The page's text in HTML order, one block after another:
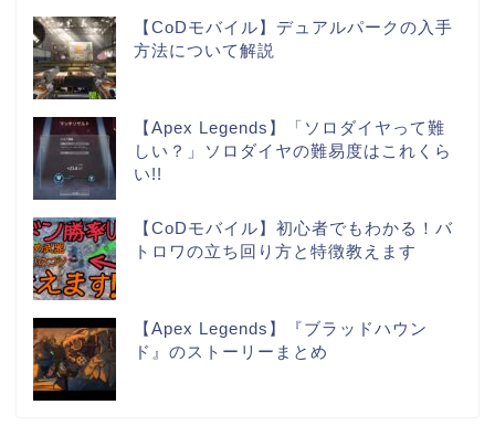
【CoDモバイル】デュアルパークの入手
方法について解説
【Apex Legends】「ソロダイヤって難
しい？」ソロダイヤの難易度はこれくら
い!!
【CoDモバイル】初心者でもわかる！バ
トロワの立ち回り方と特徴教えます
【Apex Legends】『ブラッドハウン
ド』のストーリーまとめ